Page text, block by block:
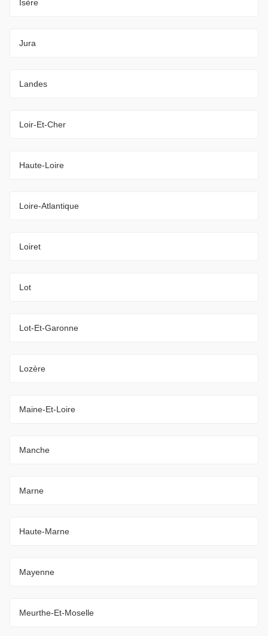
Isère
Jura
Landes
Loir-Et-Cher
Haute-Loire
Loire-Atlantique
Loiret
Lot
Lot-Et-Garonne
Lozère
Maine-Et-Loire
Manche
Marne
Haute-Marne
Mayenne
Meurthe-Et-Moselle